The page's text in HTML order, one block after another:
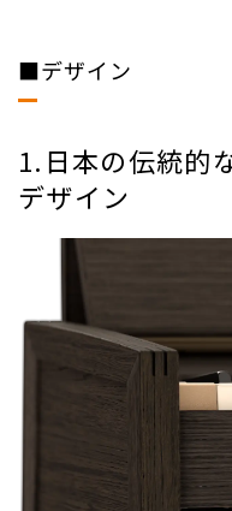
■デザイン
1.日本の伝統的
デザイン